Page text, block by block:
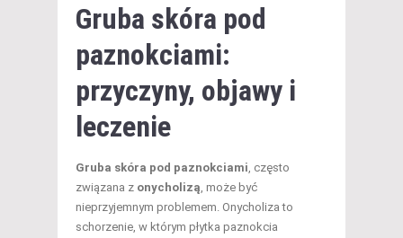
Gruba skóra pod
paznokciami:
przyczyny, objawy i
leczenie
Gruba skóra pod paznokciami , często
związana z onycholizą , może być
nieprzyjemnym problemem. Onycholiza to
schorzenie, w którym płytka paznokcia